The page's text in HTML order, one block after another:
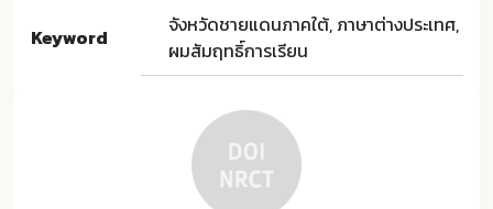
Keyword
จังหวัดชายแดนภาคใต้, ภาษาต่างประเทศ,
ผมสัมฤทธิ์การเรียน